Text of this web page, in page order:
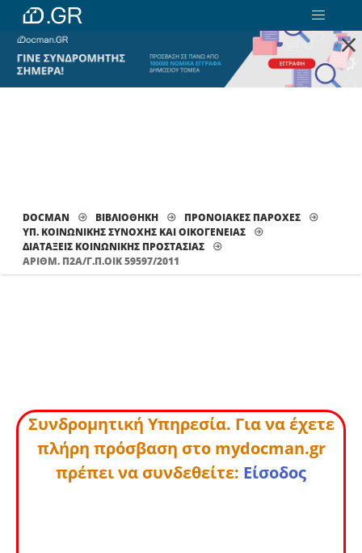
×
DOCMAN ΒΙΒΛΙΟΘΗΚΗ
ΠΡΟΝΟΙΑΚΕΣ ΠΑΡΟΧΕΣ
ΥΠ. ΚΟΙΝΩΝΙΚΗΣ ΣΥΝΟΧΗΣ ΚΑΙ ΟΙΚΟΓΕΝΕΙΑΣ
ΔΙΑΤΆΞΕΙΣ ΚΟΙΝΩΝΙΚΉΣ ΠΡΟΣΤΑΣΊΑΣ
ΑΡΙΘΜ. Π2Α/Γ.Π.ΟΙΚ 59597/2011
Συνδρομητική Υπηρεσία. Για να έχετε
πλήρη πρόσβαση στο mydocman.gr
πρέπει να συνδεθείτε: Είσοδος